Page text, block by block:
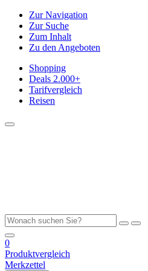
Zur Navigation
Zur Suche
Zum Inhalt
Zu den Angeboten
Shopping
Deals 2.000+
Tarifvergleich
Reisen
0
Produktvergleich
Merkzettel